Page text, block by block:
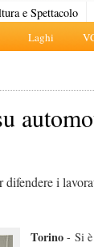
Laghi
e Spettacolo
i
Torino - Si